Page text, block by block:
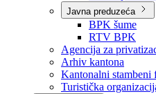
Direkcija za
Direkcija za
Direkcija za
Javna preduzeća
BPK šume
RTV BPK
Agencija za